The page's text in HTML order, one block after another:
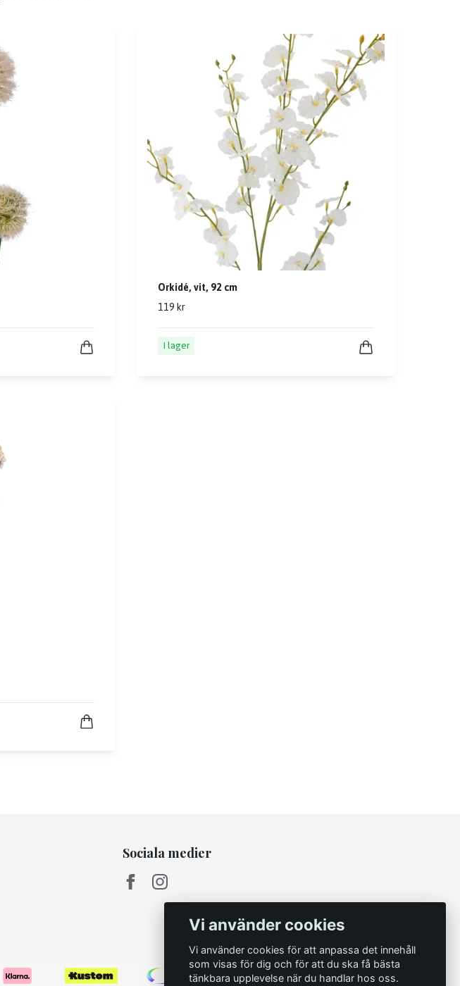
Orkidé, vit, 92 cm
119 kr
I lager
Sociala medier
Vi använder cookies
Vi använder cookies för att anpassa det innehåll
som visas för dig och för att du ska få bästa
tänkbara upplevelse när du handlar hos oss.